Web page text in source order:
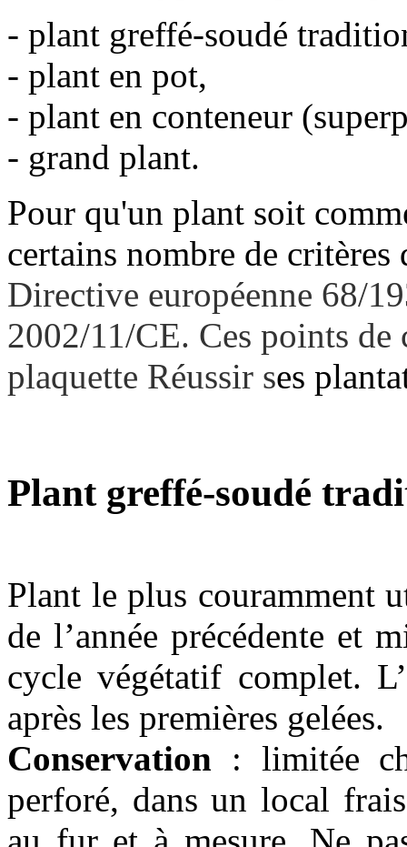
- plant greffé-soudé
- plant en pot,
- plant en conteneur
- grand plant.
Pour qu'un plant soit
certains nombre de critères
Directive européenne 68/
2002/11/CE. Ces points de
plaquette Réussir ses
Plant greffé-soudé
Plant le plus couramment
de l’année précédente et
cycle végétatif complet.
après les premières gelées.
Conservation : limitée
perforé, dans un local